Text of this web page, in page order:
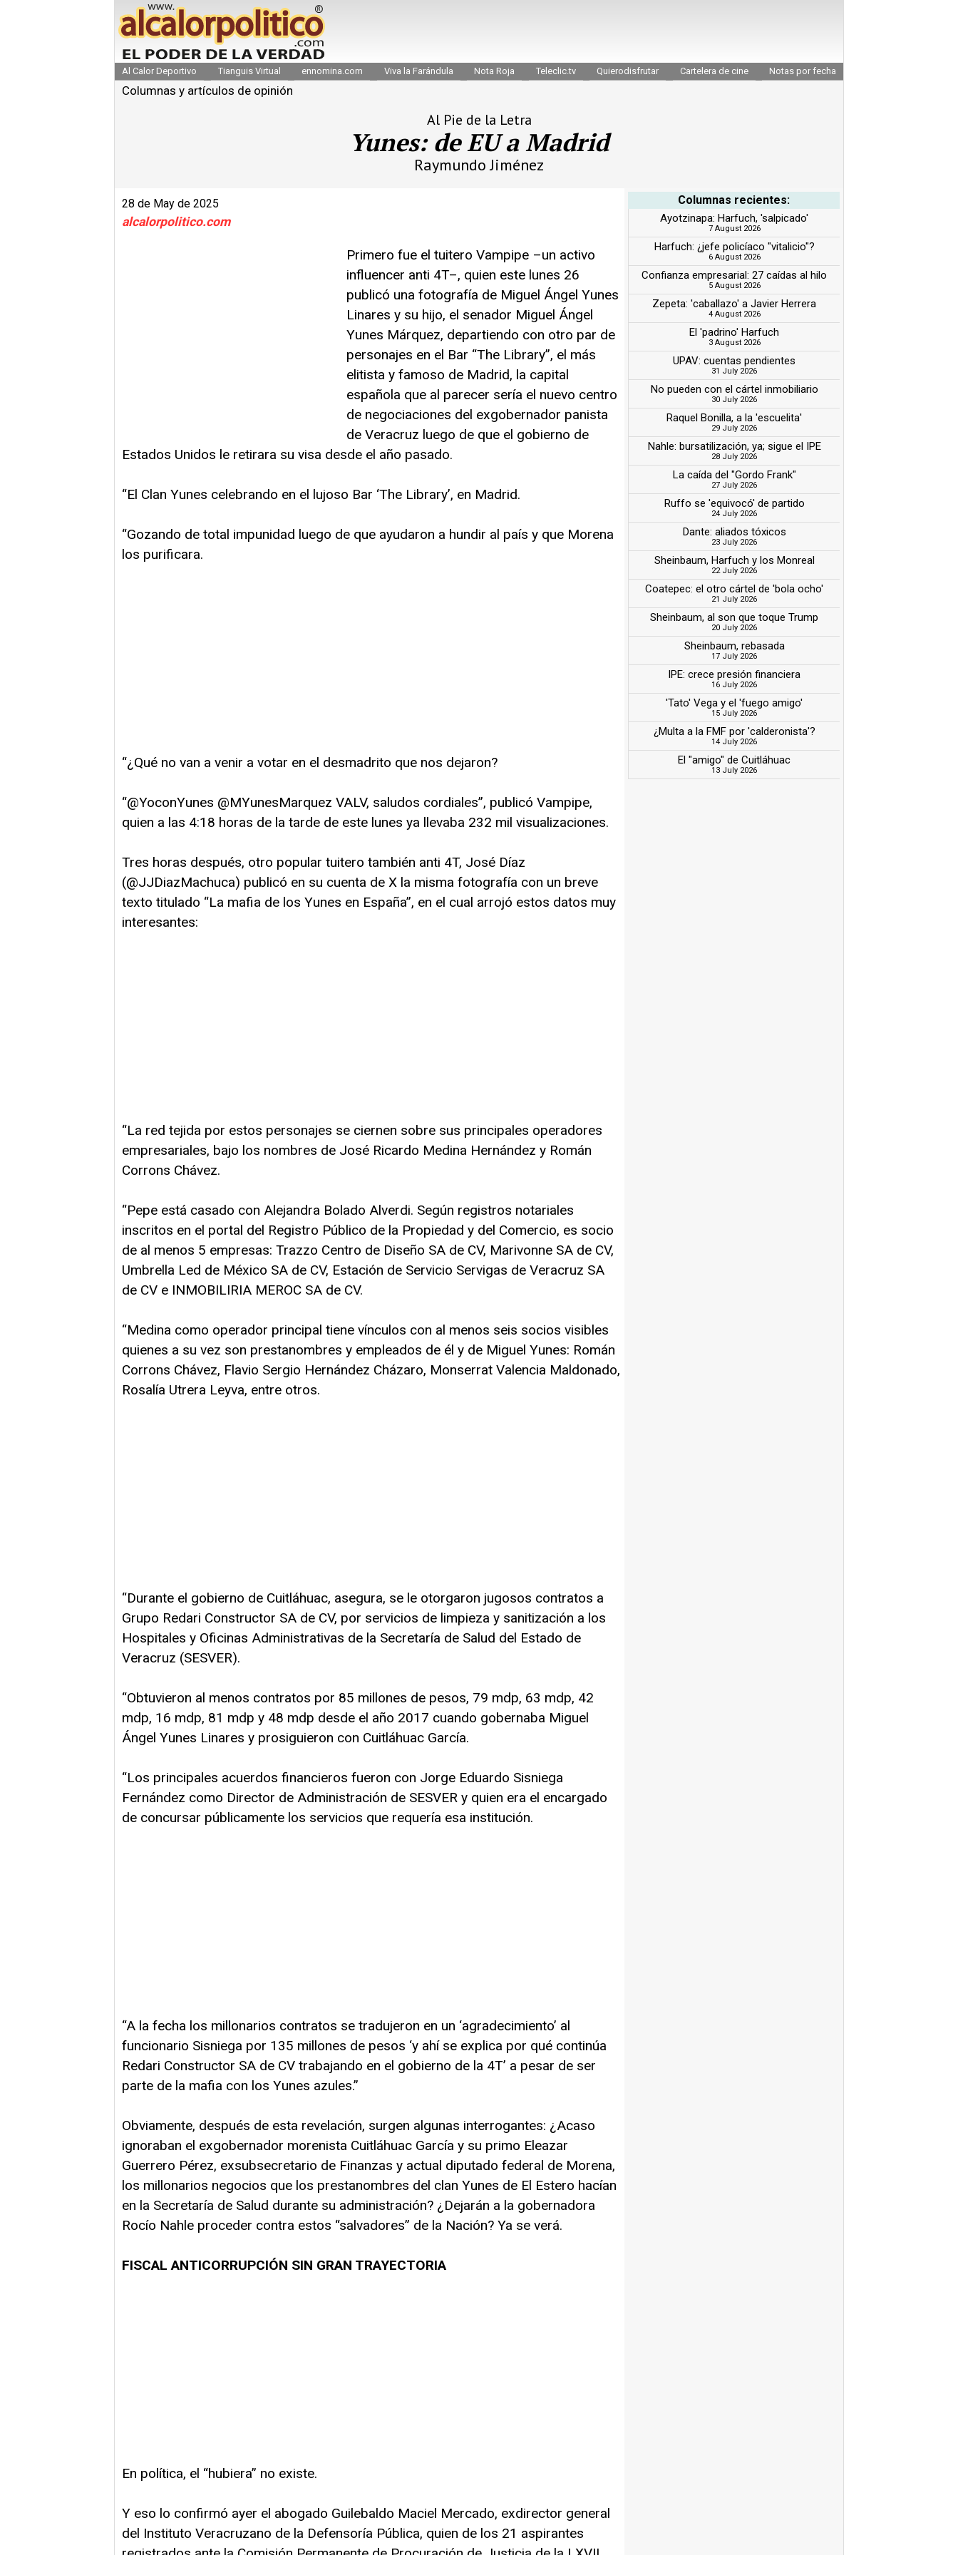
Al Calor Deportivo Tianguis Virtual ennomina.com Viva la Farándula Nota Roja Teleclic.tv Quierodisfrutar Cartelera de cine Notas por fecha
Columnas y artículos de opinión
Al Pie de la Letra
Yunes: de EU a Madrid
Raymundo Jiménez
28 de May de 2025
alcalorpolitico.com
Primero fue el tuitero Vampipe –un activo
influencer anti 4T–, quien este lunes 26
publicó una fotografía de Miguel Ángel Yunes
Linares y su hijo, el senador Miguel Ángel
Yunes Márquez, departiendo con otro par de
personajes en el Bar “The Library”, el más
elitista y famoso de Madrid, la capital
española que al parecer sería el nuevo centro
de negociaciones del exgobernador panista
de Veracruz luego de que el gobierno de
Estados Unidos le retirara su visa desde el año pasado.
“El Clan Yunes celebrando en el lujoso Bar ‘The Library’, en Madrid.
“Gozando de total impunidad luego de que ayudaron a hundir al país y que Morena
los purificara.
“¿Qué no van a venir a votar en el desmadrito que nos dejaron?
“@YoconYunes @MYunesMarquez VALV, saludos cordiales”, publicó Vampipe,
quien a las 4:18 horas de la tarde de este lunes ya llevaba 232 mil visualizaciones.
Tres horas después, otro popular tuitero también anti 4T, José Díaz
(@JJDiazMachuca) publicó en su cuenta de X la misma fotografía con un breve
texto titulado “La mafia de los Yunes en España”, en el cual arrojó estos datos muy
interesantes:
“La red tejida por estos personajes se ciernen sobre sus principales operadores
empresariales, bajo los nombres de José Ricardo Medina Hernández y Román
Corrons Chávez.
“Pepe está casado con Alejandra Bolado Alverdi. Según registros notariales
inscritos en el portal del Registro Público de la Propiedad y del Comercio, es socio
de al menos 5 empresas: Trazzo Centro de Diseño SA de CV, Marivonne SA de CV,
Umbrella Led de México SA de CV, Estación de Servicio Servigas de Veracruz SA
de CV e INMOBILIRIA MEROC SA de CV.
“Medina como operador principal tiene vínculos con al menos seis socios visibles
quienes a su vez son prestanombres y empleados de él y de Miguel Yunes: Román
Corrons Chávez, Flavio Sergio Hernández Cházaro, Monserrat Valencia Maldonado,
Rosalía Utrera Leyva, entre otros.
“Durante el gobierno de Cuitláhuac, asegura, se le otorgaron jugosos contratos a
Grupo Redari Constructor SA de CV, por servicios de limpieza y sanitización a los
Hospitales y Oficinas Administrativas de la Secretaría de Salud del Estado de
Veracruz (SESVER).
“Obtuvieron al menos contratos por 85 millones de pesos, 79 mdp, 63 mdp, 42
mdp, 16 mdp, 81 mdp y 48 mdp desde el año 2017 cuando gobernaba Miguel
Ángel Yunes Linares y prosiguieron con Cuitláhuac García.
“Los principales acuerdos financieros fueron con Jorge Eduardo Sisniega
Fernández como Director de Administración de SESVER y quien era el encargado
de concursar públicamente los servicios que requería esa institución.
“A la fecha los millonarios contratos se tradujeron en un ‘agradecimiento’ al
funcionario Sisniega por 135 millones de pesos ‘y ahí se explica por qué continúa
Redari Constructor SA de CV trabajando en el gobierno de la 4T’ a pesar de ser
parte de la mafia con los Yunes azules.”
Obviamente, después de esta revelación, surgen algunas interrogantes: ¿Acaso
ignoraban el exgobernador morenista Cuitláhuac García y su primo Eleazar
Guerrero Pérez, exsubsecretario de Finanzas y actual diputado federal de Morena,
los millonarios negocios que los prestanombres del clan Yunes de El Estero hacían
en la Secretaría de Salud durante su administración? ¿Dejarán a la gobernadora
Rocío Nahle proceder contra estos “salvadores” de la Nación? Ya se verá.
FISCAL ANTICORRUPCIÓN SIN GRAN TRAYECTORIA
En política, el “hubiera” no existe.
Y eso lo confirmó ayer el abogado Guilebaldo Maciel Mercado, exdirector general
del Instituto Veracruzano de la Defensoría Pública, quien de los 21 aspirantes
Columnas recientes:
Ayotzinapa: Harfuch, 'salpicado'
7 August 2026
Harfuch: ¿jefe policíaco "vitalicio"?
6 August 2026
Confianza empresarial: 27 caídas al hilo
5 August 2026
Zepeta: 'caballazo' a Javier Herrera
4 August 2026
El 'padrino' Harfuch
3 August 2026
UPAV: cuentas pendientes
31 July 2026
No pueden con el cártel inmobiliario
30 July 2026
Raquel Bonilla, a la 'escuelita'
29 July 2026
Nahle: bursatilización, ya; sigue el IPE
28 July 2026
La caída del "Gordo Frank"
27 July 2026
Ruffo se 'equivocó' de partido
24 July 2026
Dante: aliados tóxicos
23 July 2026
Sheinbaum, Harfuch y los Monreal
22 July 2026
Coatepec: el otro cártel de 'bola ocho'
21 July 2026
Sheinbaum, al son que toque Trump
20 July 2026
Sheinbaum, rebasada
17 July 2026
IPE: crece presión financiera
16 July 2026
'Tato' Vega y el 'fuego amigo'
15 July 2026
¿Multa a la FMF por 'calderonista'?
14 July 2026
El "amigo" de Cuitláhuac
13 July 2026